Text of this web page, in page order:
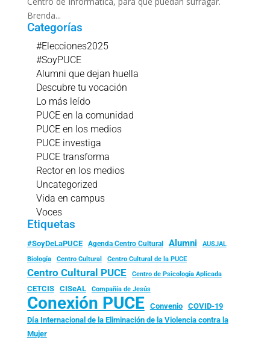
Brenda...
Categorías
#Elecciones2025
#SoyPUCE
Alumni que dejan huella
Descubre tu vocación
Lo más leído
PUCE en la comunidad
PUCE en los medios
PUCE investiga
PUCE transforma
Rector en los medios
Uncategorized
Vida en campus
Voces
Etiquetas
#SoyDeLaPUCE Agenda Centro Cultural Alumni
AUSJAL
Biología
Centro Cultural Centro Cultural de la PUCE
Centro Cultural PUCE Centro de Psicología Aplicada
CETCIS CISeAL Compañía de Jesús
Conexión PUCE Convenio
COVID-19
Día Internacional de la Eliminación de la Violencia contra la
Mujer